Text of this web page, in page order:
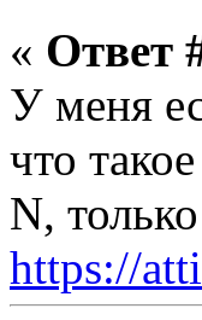
« Ответ
У меня
что
N,
https://